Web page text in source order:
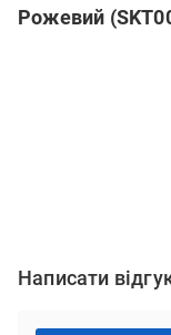
Рожевий
Написати